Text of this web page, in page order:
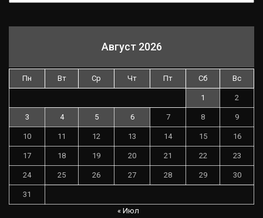
Август 2026
Пн Вт Ср Чт Пт Сб Вс
1 2
3 4 5 6 7 8 9
10 11 12 13 14 15 16
17 18 19 20 21 22 23
24 25 26 27 28 29 30
31
« Июл